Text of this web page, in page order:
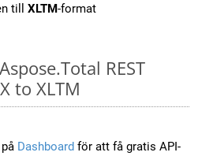
till XLTM-format
REST
to XLTM
Dashboard för att få gratis API-